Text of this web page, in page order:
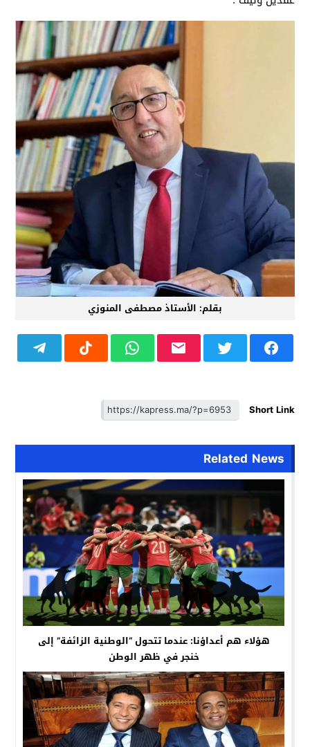
بقلم: الأستاذ مصطفى المنوزي
Short Link
Related News
هؤلاء هم أعداؤنا: عندما تتحول “الوطنية الزائفة” إلى
خنجر في ظهر الوطن